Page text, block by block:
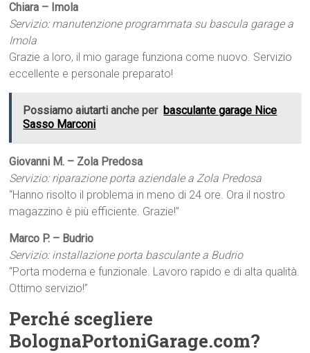
Chiara – Imola
Servizio: manutenzione programmata su bascula garage a
Imola
Grazie a loro, il mio garage funziona come nuovo. Servizio
eccellente e personale preparato!
Possiamo aiutarti anche per basculante garage Nice
Sasso Marconi
Giovanni M. – Zola Predosa
Servizio: riparazione porta aziendale a Zola Predosa
“Hanno risolto il problema in meno di 24 ore. Ora il nostro
magazzino è più efficiente. Grazie!”
Marco P. – Budrio
Servizio: installazione porta basculante a Budrio
“Porta moderna e funzionale. Lavoro rapido e di alta qualità.
Ottimo servizio!”
Perché scegliere
BolognaPortoniGarage.com?